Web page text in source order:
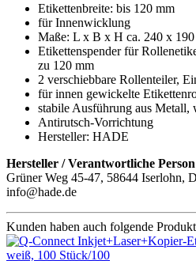
Etikettenbreite: bis 120 mm
für Innenwicklung
Maße: L x B x H ca. 240 x
Etikettenspender für
zu 120 mm
2 verschiebbare Rollenteiler,
für innen gewickelte
stabile Ausführung aus Metall,
Antirutsch-Vorrichtung
Hersteller: HADE
Hersteller / Verantwortliche
Grüner Weg 45-47, 58644 Iserlohn,
info@hade.de
Kunden haben auch folgende